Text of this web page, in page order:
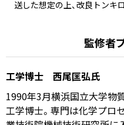
送した想定の上、改良トンキ
監修者
工学博士 西尾匡弘氏
1990年3月横浜国立大学物
工学博士。専門は化学プロ